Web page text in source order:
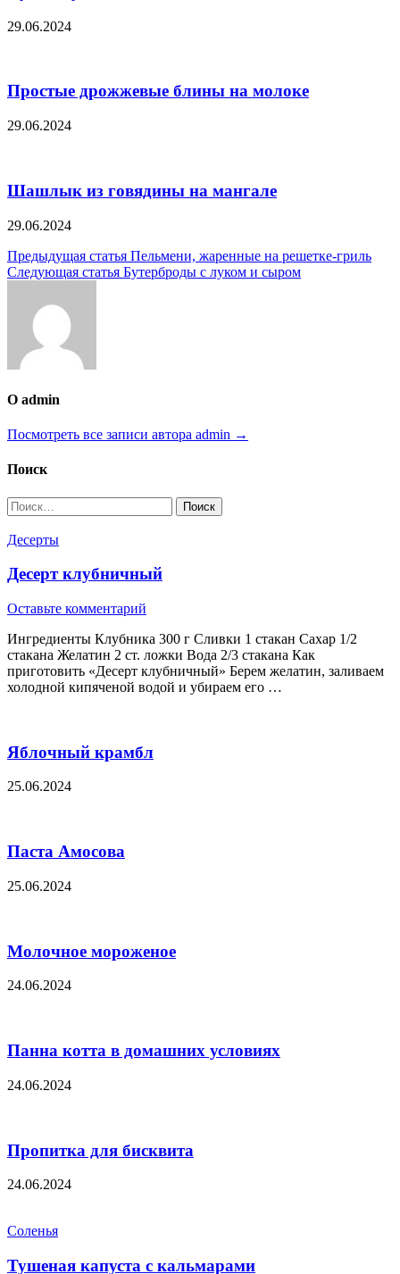
29.06.2024
Простые дрожжевые блины на молоке
29.06.2024
Шашлык из говядины на мангале
29.06.2024
Навигация
по
записям
Предыдущая статья Пельмени, жаренные на решетке-гриль
Следующая статья Бутерброды с луком и сыром
О admin
Посмотреть все записи автора admin →
Поиск
Найти:
Десерты
Десерт клубничный
Оставьте комментарий
Ингредиенты Клубника 300 г Сливки 1 стакан Сахар 1/2
стакана Желатин 2 ст. ложки Вода 2/3 стакана Как
приготовить «Десерт клубничный» Берем желатин, заливаем
холодной кипяченой водой и убираем его …
Яблочный крамбл
25.06.2024
Паста Амосова
25.06.2024
Молочное мороженое
24.06.2024
Панна котта в домашних условиях
24.06.2024
Пропитка для бисквита
24.06.2024
Соленья
Тушеная капуста с кальмарами